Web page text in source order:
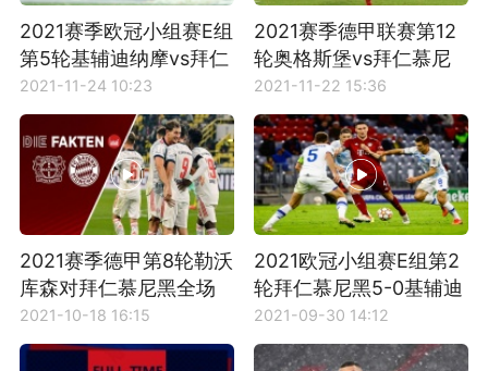
2021赛季欧冠小组赛E组
第5轮基辅迪纳摩vs拜仁
慕尼黑视频集锦
2021-11-24 10:23
2021赛季德甲联赛第12
轮奥格斯堡vs拜仁慕尼
黑全场回放
2021-11-22 15:36
2021赛季德甲第8轮勒沃
库森对拜仁慕尼黑全场
比赛集锦
2021-10-18 16:15
2021欧冠小组赛E组第2
轮拜仁慕尼黑5-0基辅迪
纳摩全场集锦
2021-09-30 14:12